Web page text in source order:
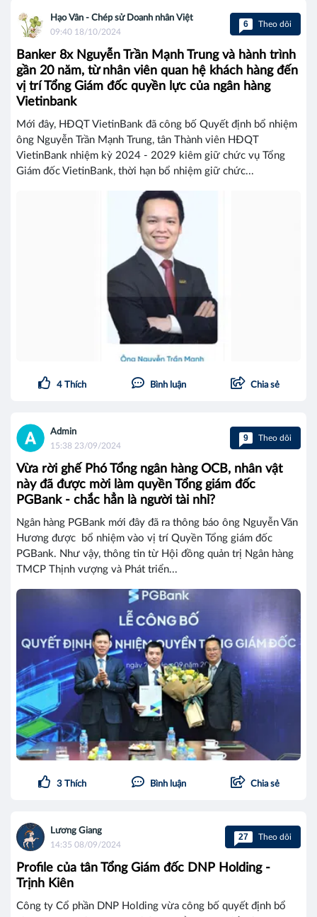
Hạo Vân - Chép sử Doanh nhân Việt
09:40 18/10/2024
6 Theo dõi
Banker 8x Nguyễn Trần Mạnh Trung và hành trình
gần 20 năm, từ nhân viên quan hệ khách hàng đến
vị trí Tổng Giám đốc quyền lực của ngân hàng
Vietinbank
Mới đây, HĐQT VietinBank đã công bố Quyết định bổ nhiệm
ông Nguyễn Trần Mạnh Trung, tân Thành viên HĐQT
VietinBank nhiệm kỳ 2024 - 2029 kiêm giữ chức vụ Tổng
Giám đốc VietinBank, thời hạn bổ nhiệm giữ chức...
4 Thích Bình luận Chia sẻ
Admin
15:38 23/09/2024
9 Theo dõi
Vừa rời ghế Phó Tổng ngân hàng OCB, nhân vật
này đã được mời làm quyền Tổng giám đốc
PGBank - chắc hẳn là người tài nhỉ?
Ngân hàng PGBank mới đây đã ra thông báo ông Nguyễn Văn
Hương được bổ nhiệm vào vị trí Quyền Tổng giám đốc
PGBank. Như vậy, thông tin từ Hội đồng quản trị Ngân hàng
TMCP Thịnh vượng và Phát triển...
3 Thích Bình luận Chia sẻ
Lương Giang
14:35 08/09/2024
27 Theo dõi
Profile của tân Tổng Giám đốc DNP Holding -
Trịnh Kiên
Công ty Cổ phần DNP Holding vừa công bố quyết định bổ